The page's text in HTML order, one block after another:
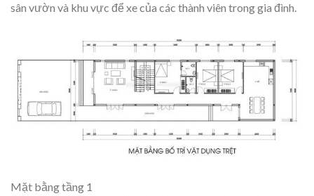
sân vườn và khu vực để xe của các thành viên trong gia đình.
Mặt bằng tầng 1